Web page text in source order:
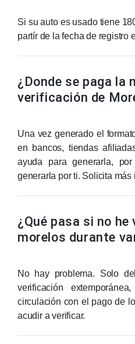
Si su auto es usado tiene
partír de la fecha de registro
¿Donde se paga la
verificación de
Una vez generado el
en bancos, tiendas
ayuda para generarla,
generarla por ti. Solicita
¿Qué pasa si no
morelos durante
No hay problema. Solo
verificación
circulación con el pago de
acudir a verificar.